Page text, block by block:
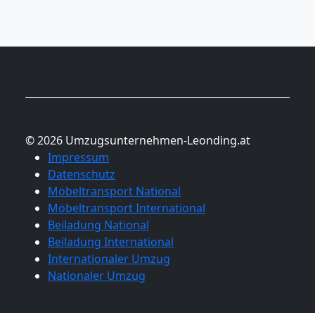
© 2026 Umzugsunternehmen-Leonding.at
Impressum
Datenschutz
Möbeltransport National
Möbeltransport International
Beiladung National
Beiladung International
Internationaler Umzug
Nationaler Umzug